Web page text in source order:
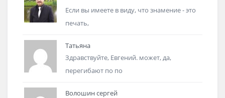
Если вы имеете в виду, что знамение - это
печать,
Татьяна
Здравствуйте, Евгений. может, да,
перегибают по по
Волошин сергей